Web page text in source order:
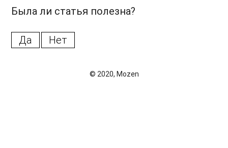
Была ли статья полезна?
Да Нет
© 2020, Mozen